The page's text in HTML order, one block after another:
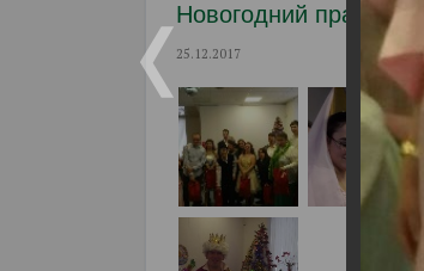
Новогодний праздник
25.12.2017